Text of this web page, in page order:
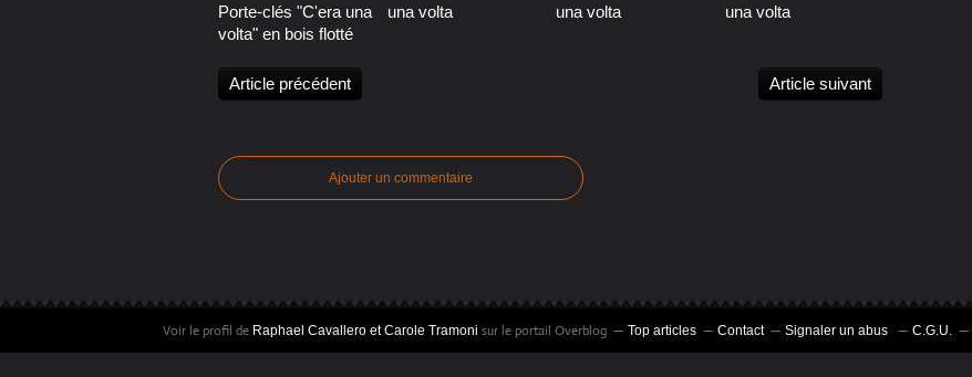
Porte-clés "C'era una
volta" en bois flotté
una volta
una volta
una volta
Article précédent Article suivant
Ajouter un commentaire
Voir le profil de Raphael Cavallero et Carole Tramoni sur le portail Overblog Top articles Contact Signaler un abus C.G.U.